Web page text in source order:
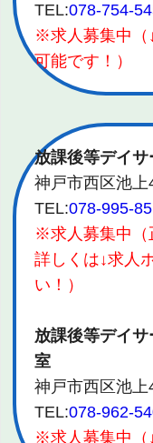
TEL:078-754-
※求人募集中（
可能です！）
放課後等デイ
神戸市西区池
TEL:078-995-
※求人募集中（
詳しくは↓求人
い！）
放課後等デイ
室
神戸市西区池上
TEL:078-962-
※求人募集中（